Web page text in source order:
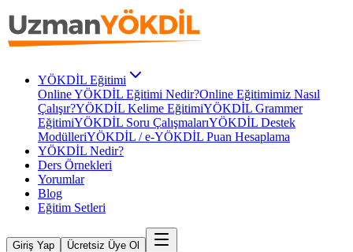
YÖKDİL Eğitimi
Online YÖKDİL Eğitimi Nedir?Online Eğitimimiz Nasıl
Çalışır?YÖKDİL Kelime EğitimiYÖKDİL Grammer
EğitimiYÖKDİL Soru ÇalışmalarıYÖKDİL Destek
ModülleriYÖKDİL / e-YÖKDİL Puan Hesaplama
YÖKDİL Nedir?
Ders Örnekleri
Yorumlar
Blog
Eğitim Setleri
Giriş Yap Ücretsiz Üye Ol